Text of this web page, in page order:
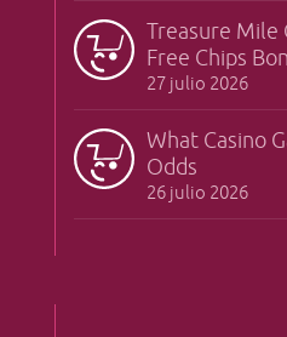
Treasure Mile
Free Chips
27 julio 2026
What Casino
Odds
26 julio 2026